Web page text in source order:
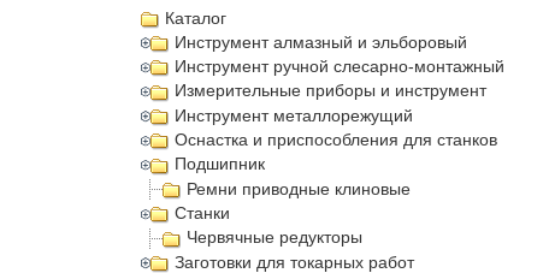
Каталог
Инструмент алмазный и эльборовый
Инструмент ручной слесарно-монтажный
Измерительные приборы и инструмент
Инструмент металлорежущий
Оснастка и приспособления для станков
Подшипник
Ремни приводные клиновые
Станки
Червячные редукторы
Заготовки для токарных работ